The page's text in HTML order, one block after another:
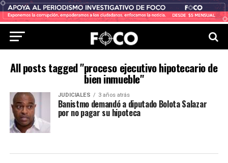
All posts tagged "proceso ejecutivo hipotecario de
bien inmueble"
JUDICIALES 3 años atrás
Banistmo demandó a diputado Bolota Salazar
por no pagar su hipoteca